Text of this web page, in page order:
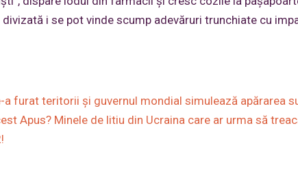
i se pot vinde scump adevăruri trunchiate cu
furat teritorii și guvernul mondial simulează apărarea
Apus? Minele de litiu din Ucraina care ar urma să